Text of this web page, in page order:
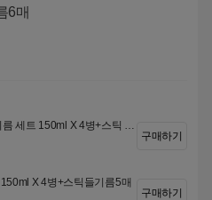
6매
세트 150ml X 4병+스틱 들
구매하기
X 4병+스틱들기름5매
구매하기